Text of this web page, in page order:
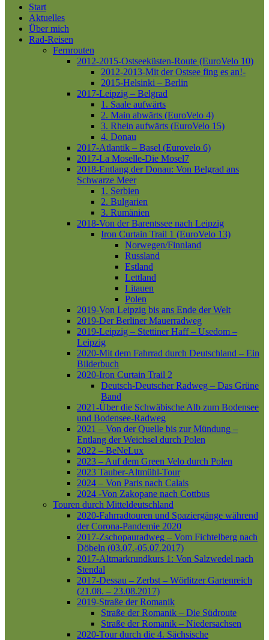
Close
Menu
Start
Aktuelles
Über mich
Rad-Reisen
Fernrouten
2012-2015-Ostseeküsten-Route (EuroVelo 10)
2012-2013-Mit der Ostsee fing es an!-
2015-Helsinki – Berlin
2017-Leipzig – Belgrad
1. Saale aufwärts
2. Main abwärts (EuroVelo 4)
3. Rhein aufwärts (EuroVelo 15)
4. Donau
2017-Atlantik – Basel (Eurovelo 6)
2017-La Moselle-Die Mosel7
2018-Entlang der Donau: Von Belgrad ans
Schwarze Meer
1. Serbien
2. Bulgarien
3. Rumänien
2018-Von der Barentssee nach Leipzig
Iron Curtain Trail 1 (EuroVelo 13)
Norwegen/Finnland
Russland
Estland
Lettland
Litauen
Polen
2019-Von Leipzig bis ans Ende der Welt
2019-Der Berliner Mauerradweg
2019-Leipzig – Stettiner Haff – Usedom –
Leipzig
2020-Mit dem Fahrrad durch Deutschland – Ein
Bilderbuch
2020-Iron Curtain Trail 2
Deutsch-Deutscher Radweg – Das Grüne
Band
2021-Über die Schwäbische Alb zum Bodensee
und Bodensee-Radweg
2021 – Von der Quelle bis zur Mündung –
Entlang der Weichsel durch Polen
2022 – BeNeLux
2023 – Auf dem Green Velo durch Polen
2023 Tauber-Altmühl-Tour
2024 – Von Paris nach Calais
2024 -Von Zakopane nach Cottbus
Touren durch Mitteldeutschland
2020-Fahrradtouren und Spaziergänge während
der Corona-Pandemie 2020
2017-Zschopauradweg – Vom Fichtelberg nach
Döbeln (03.07.-05.07.2017)
2017-Altmarkrundkurs 1: Von Salzwedel nach
Stendal
2017-Dessau – Zerbst – Wörlitzer Gartenreich
(21.08. – 23.08.2017)
2019-Straße der Romanik
Straße der Romanik – Die Südroute
Straße der Romanik – Niedersachsen
2020-Tour durch die 4. Sächsische